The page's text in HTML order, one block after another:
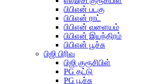
பிபிஎன் படகு
பிபிஎன் ராட்
பிபிஎன் வளையம்
பிபிஎன் இயந்திரம்
பிபிஎன் பூச்சு
பிஜி பிரிவு
பிஜி குரூசிபிள்
PG தட்டு
PG பூச்சு